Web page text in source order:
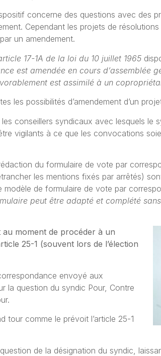
concerne des questions avec des
Cependant les projets de
un amendement.
17-1A de la loi du 10 juillet 1965
est amendée en cours d’assemblée
est assimilé à un
les possibilités d’amendement d’un
conseillers syndicaux avec lesquels le
vigilants à ce que les convocations
du formulaire de vote par
les mentions fixés par arrêtés)
modèle de formulaire de vote par
peut être adapté et complété
moment de procéder à un
25-1 (souvent lors de l’élection
envoyé aux
la question du syndic Pour, Contre
tour comme le prévoit l’article 25-1
question de la désignation du syndic,